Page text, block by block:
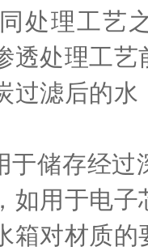
处理工艺
透处理工
过滤后的
储存经过
如用于电
箱对材质